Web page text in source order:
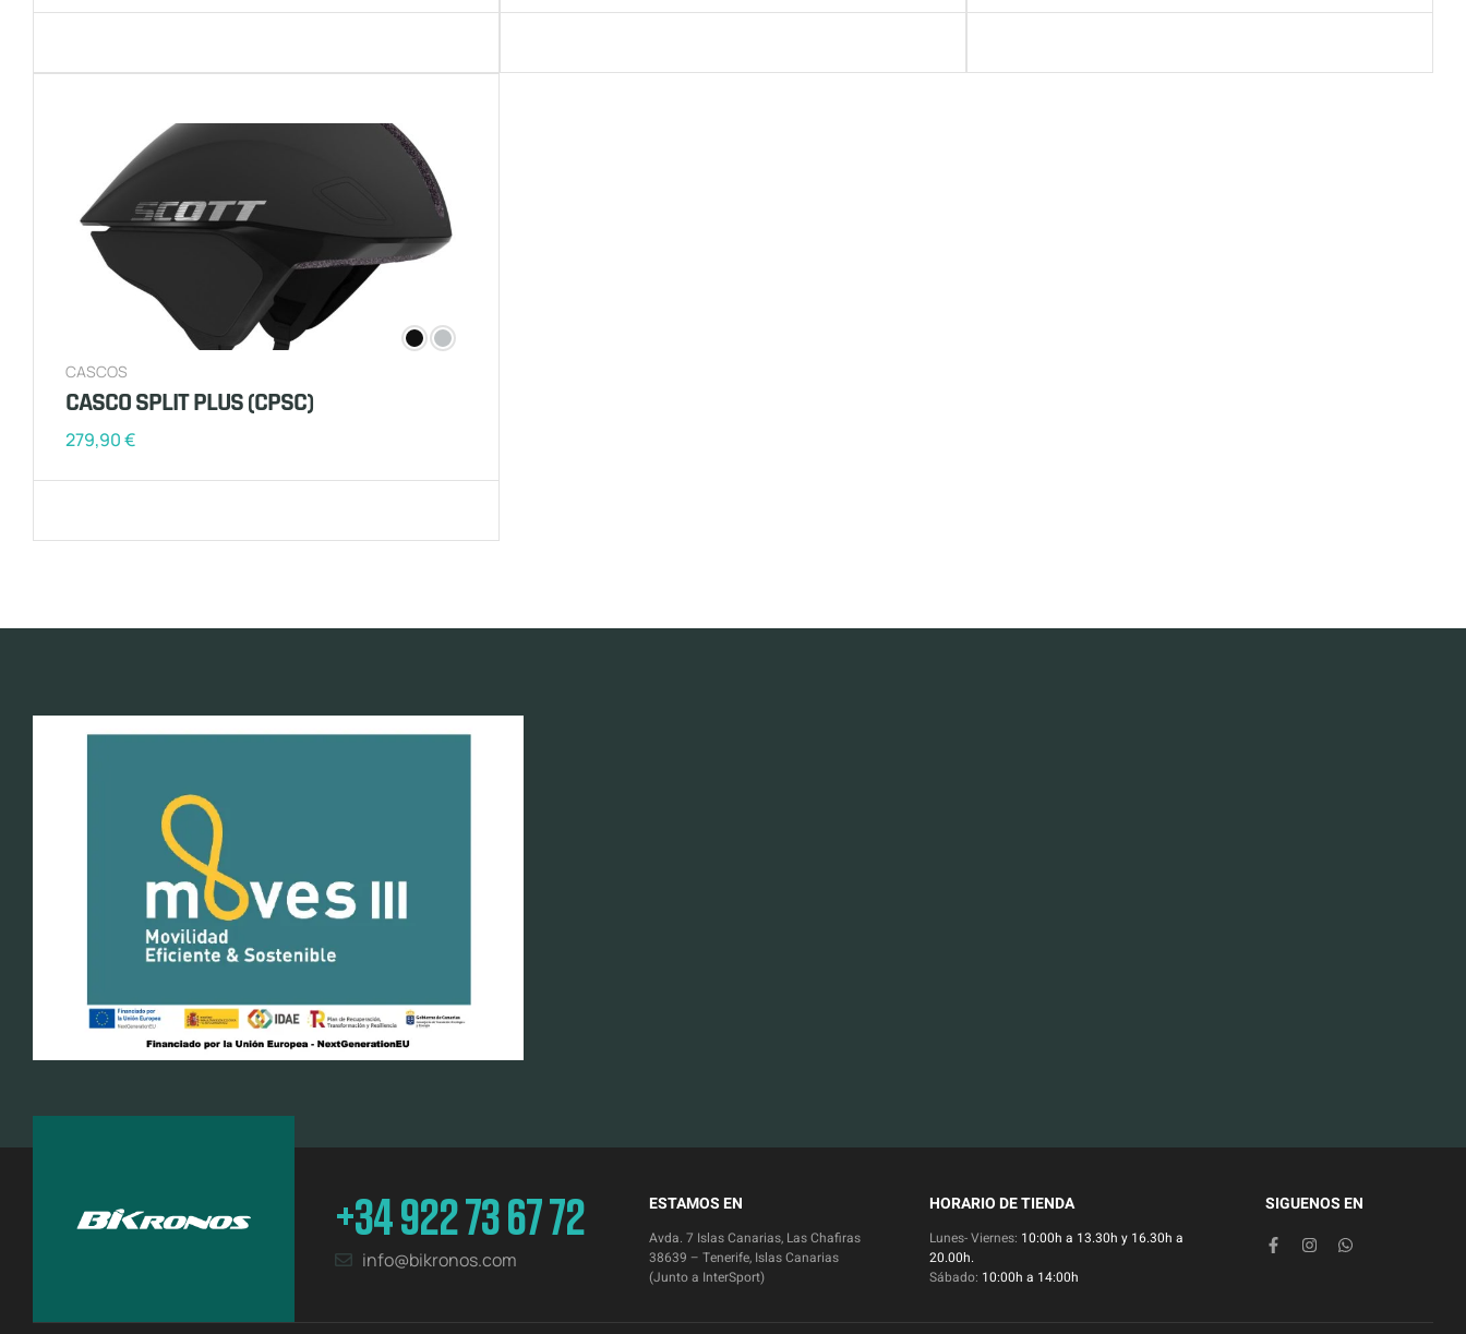
CASCOS
CASCO SPLIT PLUS (CPSC)
279,90€
+34 922 73 67 72
info@bikronos.com
ESTAMOS EN
Avda. 7 Islas Canarias, Las Chafiras
38639 – Tenerife, Islas Canarias
(Junto a InterSport)
HORARIO DE TIENDA
Lunes- Viernes: 10:00h a 13.30h y 16.30h a
20.00h.
Sábado: 10:00h a 14:00h
SIGUENOS EN